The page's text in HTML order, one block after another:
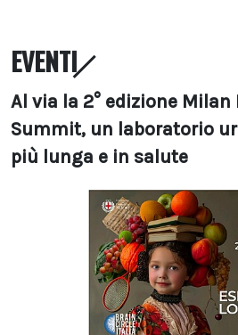
EVENTI
Al via la 2° edizione
Summit, un laboratorio
più lunga e in salute